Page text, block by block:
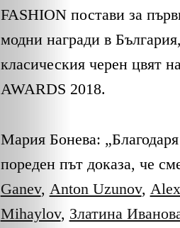
FASHION постави за
модни награди в България,
класическия черен цвят
AWARDS 2018.
Мария Бонева:
пореден път доказа, че
Ganev, Anton Uzunov,
Mihaylov, Златина